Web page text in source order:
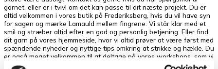
garnet, eller er i tvivl om det kan passe til dit næste projekt. Du er
altid velkommen i vores butik på Frederiksberg, hvis du vil have syn
for sagen og mærke Lamauld mellem fingrene. Vi står klar med et
smil og stræber altid efter en god og personlig betjening. Eller find
dit garn på vores hjemmeside, hvor vi altid prøver at være først med
spændende nyheder og nyttige tips omkring at strikke og hækle. Du
er også meget velkommen til at deltage på vores workshops, som vi
afvikler fortrinsvis i efterår- og vinterperioden.